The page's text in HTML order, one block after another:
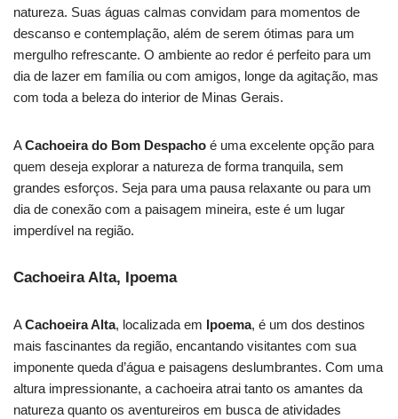
natureza. Suas águas calmas convidam para momentos de
descanso e contemplação, além de serem ótimas para um
mergulho refrescante. O ambiente ao redor é perfeito para um
dia de lazer em família ou com amigos, longe da agitação, mas
com toda a beleza do interior de Minas Gerais.
ACachoeira do Bom Despacho é uma excelente opção para
quem deseja explorar a natureza de forma tranquila, sem
grandes esforços. Seja para uma pausa relaxante ou para um
dia de conexão com a paisagem mineira, este é um lugar
imperdível na região.
Cachoeira Alta, Ipoema
ACachoeira Alta, localizada em Ipoema, é um dos destinos
mais fascinantes da região, encantando visitantes com sua
imponente queda d’água e paisagens deslumbrantes. Com uma
altura impressionante, a cachoeira atrai tanto os amantes da
natureza quanto os aventureiros em busca de atividades